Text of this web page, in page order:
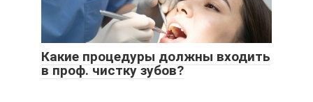
Какие процедуры должны входить
в проф. чистку зубов?